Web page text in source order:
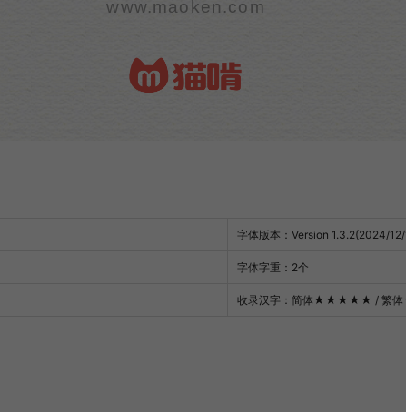
www.maoken.com
字体版本：Version 1.3.2(2024/
字体字重：2个
收录汉字：简体★★★★★ / 繁体